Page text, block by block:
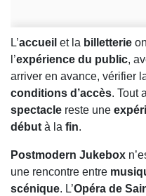
L’accueil et la billetterie
l’expérience du public,
arriver en avance, vérifier
conditions d’accès. Tout
spectacle reste une
début à la fin.
Postmodern Jukebox
une rencontre entre
scénique. L’Opéra de